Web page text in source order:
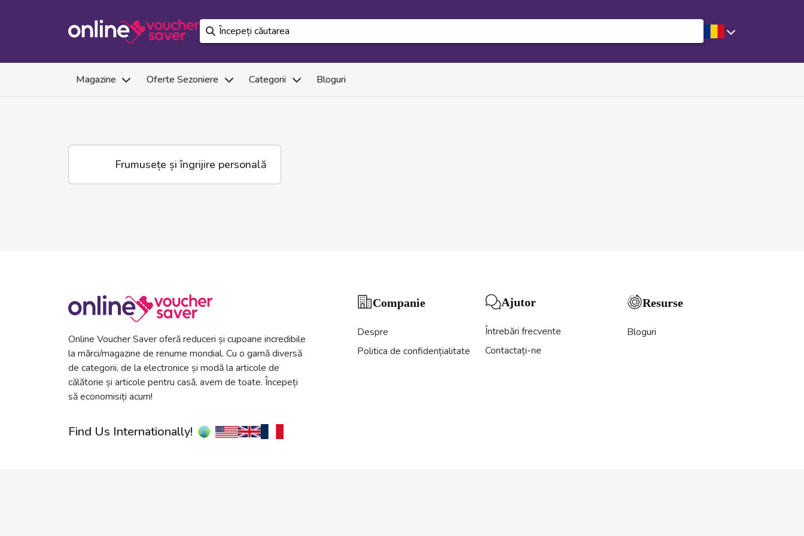
Magazine Oferte Sezoniere Categorii Bloguri
Frumusețe și îngrijire personală
Online Voucher Saver oferă reduceri și cupoane incredibile
la mărci/magazine de renume mondial. Cu o gamă diversă
de categorii, de la electronice și modă la articole de
călătorie și articole pentru casă, avem de toate. Începeți
să economisiți acum!
Companie
Despre
Politica de confidențialitate
Ajutor
Întrebări frecvente
Contactați-ne
Resurse
Bloguri
Find Us Internationally!